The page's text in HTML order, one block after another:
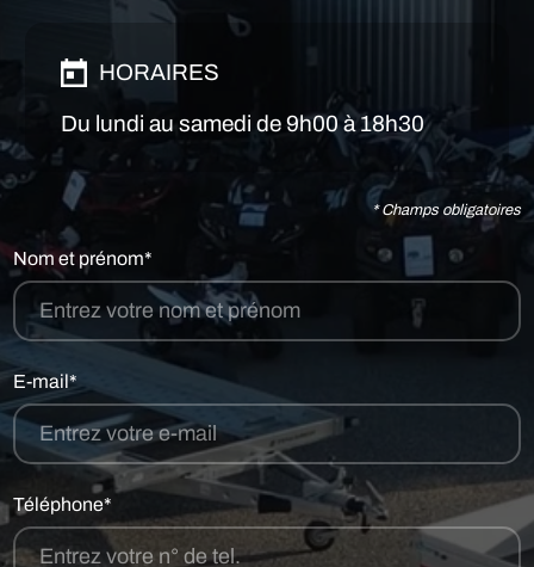
HORAIRES
Du lundi au samedi de 9h00 à 18h30
* Champs obligatoires
Nom et prénom*
E-mail*
Téléphone*